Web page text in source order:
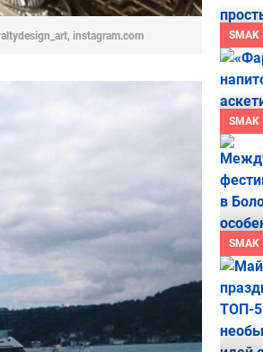
instagram.com SMAK
SMAK
SMAK